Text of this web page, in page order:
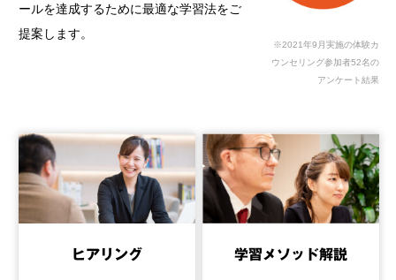
ールを達成するために最適な学習法をご
提案します。
※2021年9月実施の体験カ
ウンセリング参加者52名の
アンケート結果
ヒアリング 学習メソッド解説